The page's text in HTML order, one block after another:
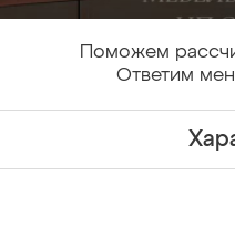
Поможем
Ответим